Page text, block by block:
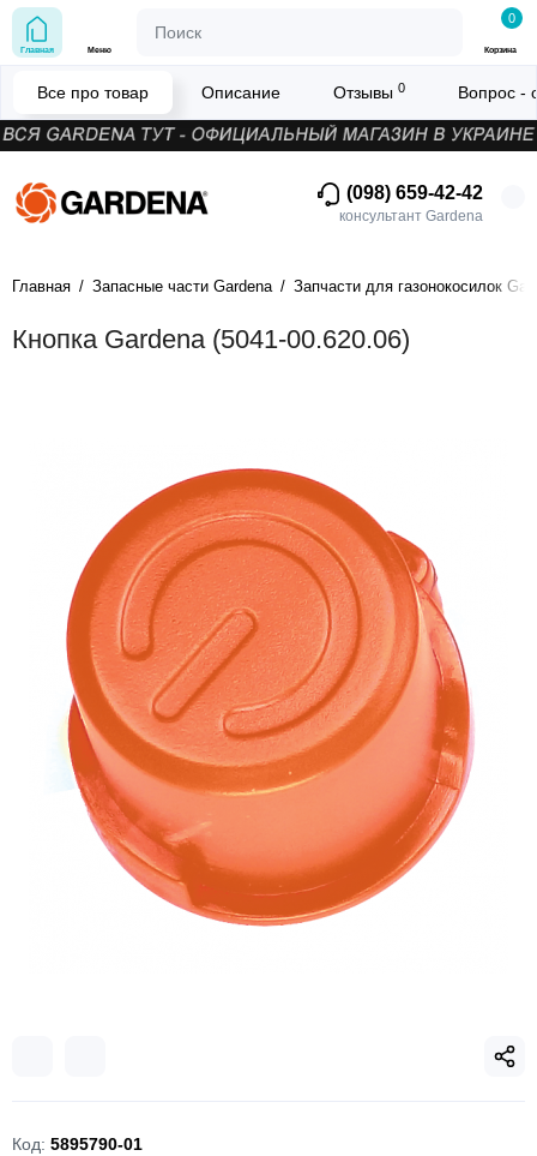
(098) 659-42-42
консультант Gardena
Главная Меню
0
Корзина
Главная Запасные части Gardena Запчасти для газонокосилок
Кнопка Gardena (5041-00.620.06)
Все про товар Описание Отзывы 0 Вопрос -
Код: 5895790-01